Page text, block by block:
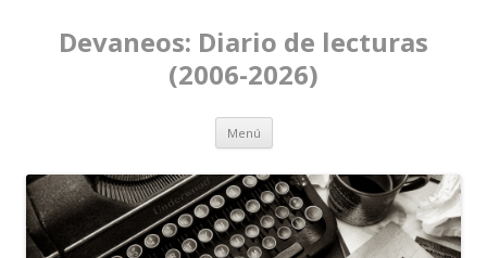
Devaneos: Diario de lecturas
(2006-2026)
Menú Ir al contenido